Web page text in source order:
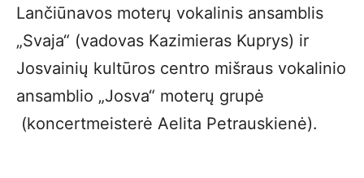
Lančiūnavos moterų vokalinis ansamblis
„Svaja“ (vadovas Kazimieras Kuprys) ir
Josvainių kultūros centro mišraus vokalinio
ansamblio „Josva“ moterų grupė
(koncertmeisterė Aelita Petrauskienė).